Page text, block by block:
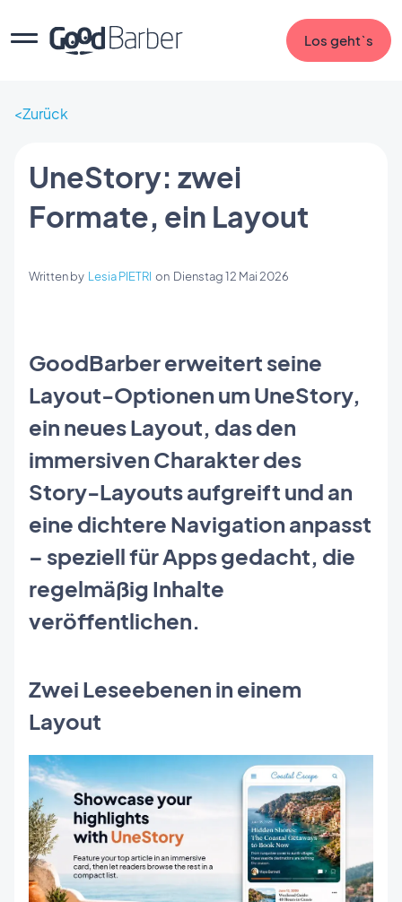
Los geht`s
Zurück
UneStory: zwei
Formate, ein Layout
Written by Lesia PIETRI on Dienstag 12 Mai 2026
GoodBarber erweitert seine
Layout-Optionen um UneStory,
ein neues Layout, das den
immersiven Charakter des
Story-Layouts aufgreift und an
eine dichtere Navigation anpasst
– speziell für Apps gedacht, die
regelmäßig Inhalte
veröffentlichen.
Zwei Leseebenen in einem
Layout